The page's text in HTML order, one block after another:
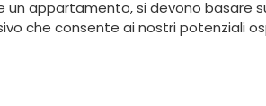
appartamento, si devono basare
che consente ai nostri potenziali